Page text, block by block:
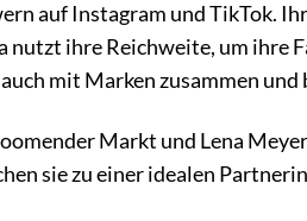
auf Instagram und TikTok.
nutzt ihre Reichweite, um ihre
mit Marken zusammen
Markt und Lena
sie zu einer idealen